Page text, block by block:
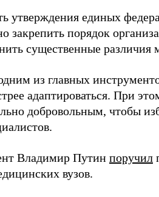
утверждения единых
закрепить порядок
существенные различия
из главных
адаптироваться. При
добровольным, чтобы
Владимир Путин поручил
вузов.